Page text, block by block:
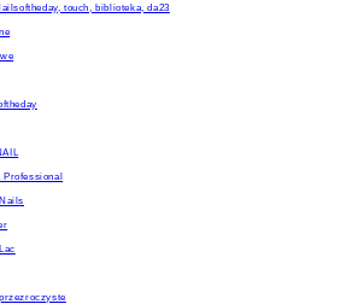
touch, biblioteka, da23
Professional